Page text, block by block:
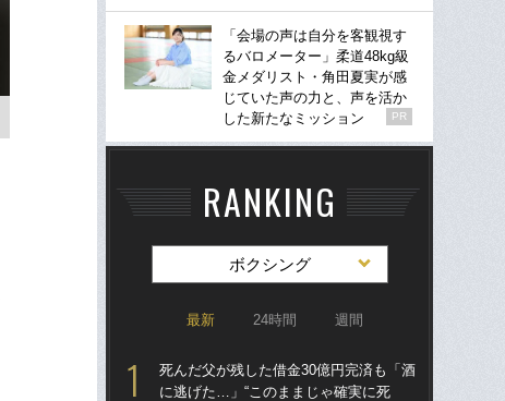
「会場の声は自分を客観視す
るバロメーター」柔道48kg級
金メダリスト・角田夏実が感
じていた声の力と、声を活か
した新たなミッション
PR
RANKING
ボクシング
最新 24時間 週間
死んだ父が残した借金30億円完済も「酒
に逃げた…」“このままじゃ確実に死